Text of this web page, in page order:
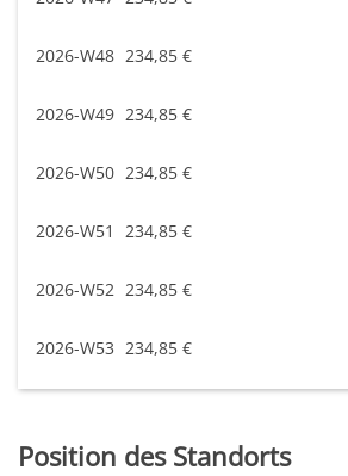
2026-W48 234,85 €
2026-W49 234,85 €
2026-W50 234,85 €
2026-W51 234,85 €
2026-W52 234,85 €
2026-W53 234,85 €
Position des Standorts